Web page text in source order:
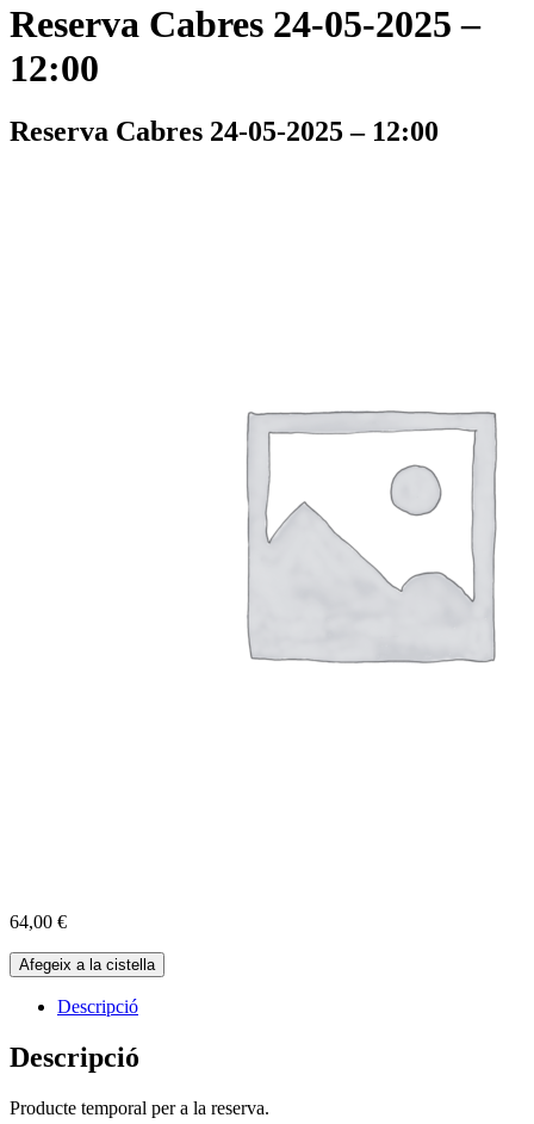
Reserva Cabres 24-05-2025 –
12:00
Reserva Cabres 24-05-2025 – 12:00
64,00 €
quantitat
de
Reserva
24-
05-
-
Afegeix a la cistella
Descripció
Descripció
Producte temporal per a la reserva.